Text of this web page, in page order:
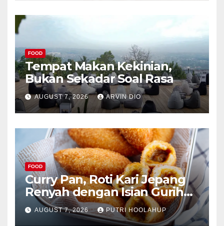
FOOD
Tempat Makan Kekinian,
Bukan Sekadar Soal Rasa
AUGUST 7, 2026 ARVIN DIO
FOOD
Curry Pan, Roti Kari Jepang
Renyah dengan Isian Gurih
Menggoda
AUGUST 7, 2026 PUTRI HOOLAHUP